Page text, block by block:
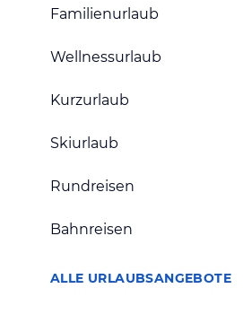
Familienurlaub
Wellnessurlaub
Kurzurlaub
Skiurlaub
Rundreisen
Bahnreisen
ALLE URLAUBSANGEBOTE